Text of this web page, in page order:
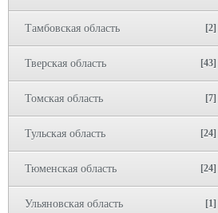
Тамбовская область [2]
Тверская область [43]
Томская область [7]
Тульская область [24]
Тюменская область [24]
Ульяновская область [1]